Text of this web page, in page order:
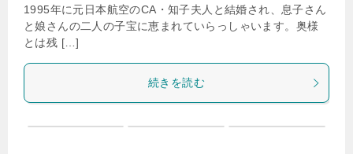
1995年に元日本航空のCA・知子夫人と結婚され、息子さん
と娘さんの二人の子宝に恵まれていらっしゃいます。奥様
とは残 […]
続きを読む